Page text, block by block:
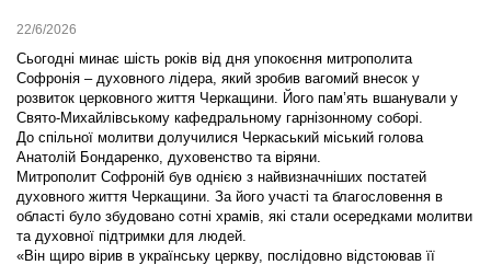
22/6/2026
Сьогодні минає шість років від дня упокоєння митрополита
Софронія – духовного лідера, який зробив вагомий внесок у
розвиток церковного життя Черкащини. Його пам’ять вшанували у
Свято-Михайлівському кафедральному гарнізонному соборі.
До спільної молитви долучилися Черкаський міський голова
Анатолій Бондаренко, духовенство та віряни.
Митрополит Софроній був однією з найвизначніших постатей
духовного життя Черкащини. За його участі та благословення в
області було збудовано сотні храмів, які стали осередками молитви
та духовної підтримки для людей.
«Він щиро вірив в українську церкву, послідовно відстоював її